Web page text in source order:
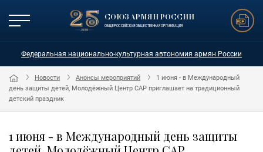
СОЮЗ АРМЯН РОССИИ
ОБЩЕРОССИЙСКАЯ ОБЩЕСТВЕННАЯ ОРГАНИЗАЦИЯ
Федеральная национально-культурная автономия армян России
Новости Анонсы мероприятий
1 июня - в Международный
день защиты детей, Молодёжный Центр САР приглашает на традиционный
детский праздник
1 июня - в Международный день защиты